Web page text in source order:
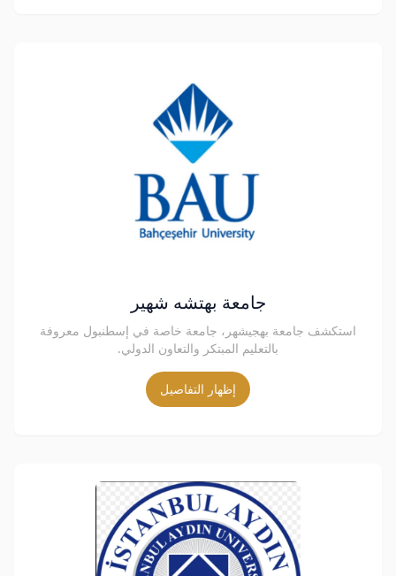
جامعة بهتشه شهير
استكشف جامعة بهجيشهر، جامعة خاصة في إسطنبول معروفة
بالتعليم المبتكر والتعاون الدولي.
إظهار التفاصيل